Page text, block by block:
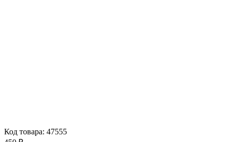
Код товара: 47555